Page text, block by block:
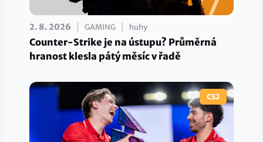
2. 8. 2026 GAMING huhy
Counter-Strike je na ústupu? Průměrná
hranost klesla pátý měsíc v řadě
CS2